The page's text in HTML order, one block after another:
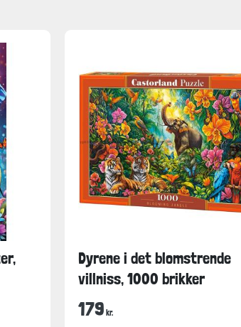
Dyrene i det blomstrende
villniss, 1000 brikker
179 kr.